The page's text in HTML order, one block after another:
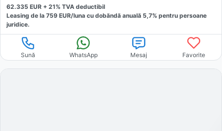
62.335 EUR + 21% TVA deductibil
Leasing de la 759 EUR/luna cu dobăndă anuală 5,7% pentru persoane
juridice.
Sună WhatsApp Mesaj Favorite